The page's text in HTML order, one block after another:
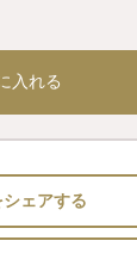
入れる
ェアする